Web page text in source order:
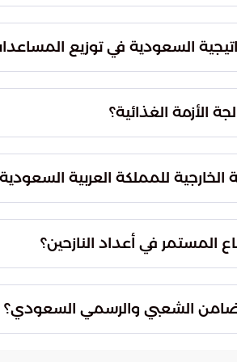
النازحين وتحتاج إلى تدخل غذائي
السعودية في توزيع
الغذائي وتعزيز الأمان
الأزمة الغذائية؟
حداً أدنى من العيش الكريم
للمملكة العربية
الإغاثي العالمي وحماية
المستمر في أعداد النازحين؟
مرونة الاستجابة السعودية
الشعبي والرسمي السعودي؟